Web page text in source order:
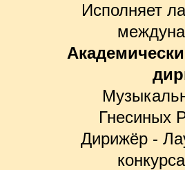
Исполняет
Гнесиных
Дирижёр -